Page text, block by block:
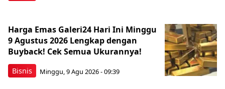
Bisnis
Harga Emas Galeri24 Hari Ini Minggu
9 Agustus 2026 Lengkap dengan
Buyback! Cek Semua Ukurannya!
Minggu, 9 Agu 2026 - 09:39